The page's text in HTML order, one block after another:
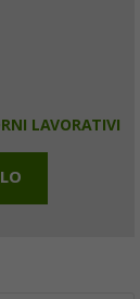
LAVORATIVI